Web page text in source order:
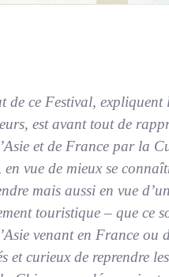
de ce Festival, expliquent
est avant tout de
et de France par la
en vue de mieux se
mais aussi en vue d’un
touristique – que ce
venant en France ou
et curieux de reprendre